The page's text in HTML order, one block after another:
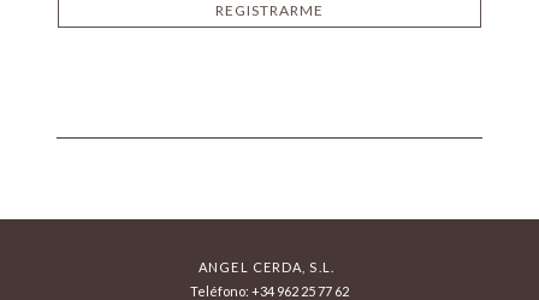
REGISTRARME
ANGEL CERDA, S.L.
Teléfono: +34 962 25 77 62